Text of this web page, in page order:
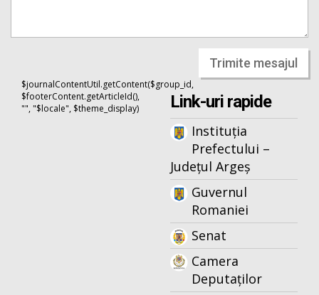
Trimite mesajul
$journalContentUtil.getContent($group_id,
$footerContent.getArticleId(),
"", "$locale", $theme_display)
Link-uri rapide
Instituția
Prefectului –
Județul Argeș
Guvernul
Romaniei
Senat
Camera
Deputaților